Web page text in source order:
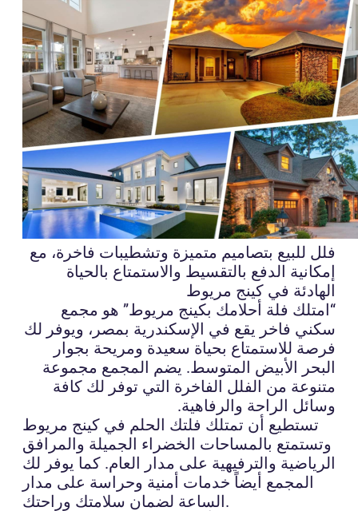
فلل للبيع بتصاميم متميزة وتشطيبات فاخرة، مع
إمكانية الدفع بالتقسيط والاستمتاع بالحياة
الهادئة في كينج مريوط
“امتلك فلة أحلامك بكينج مريوط” هو مجمع
سكني فاخر يقع في الإسكندرية بمصر، ويوفر لك
فرصة للاستمتاع بحياة سعيدة ومريحة بجوار
البحر الأبيض المتوسط. يضم المجمع مجموعة
متنوعة من الفلل الفاخرة التي توفر لك كافة
وسائل الراحة والرفاهية.
تستطيع أن تمتلك فلتك الحلم في كينج مريوط
وتستمتع بالمساحات الخضراء الجميلة والمرافق
الرياضية والترفيهية على مدار العام. كما يوفر لك
المجمع أيضاً خدمات أمنية وحراسة على مدار
الساعة لضمان سلامتك وراحتك.